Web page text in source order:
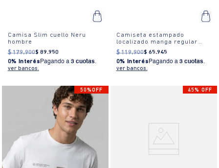
Camisa Slim cuello Neru
hombre
$ 179.900$ 89.950
0% InterésPagando a 3 cuotas.
ver bancos.
Camiseta estampado
localizado manga regular
cuello redondo para mujer
$ 119.900$ 65.945
0% InterésPagando a 3 cuotas.
ver bancos.
50%OFF 45% OFF